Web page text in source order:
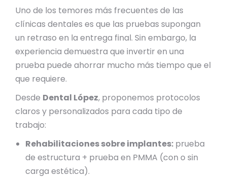
Uno de los temores más frecuentes de las
clínicas dentales es que las pruebas supongan
un retraso en la entrega final. Sin embargo, la
experiencia demuestra que invertir en una
prueba puede ahorrar mucho más tiempo que el
que requiere.
Desde Dental López, proponemos protocolos
claros y personalizados para cada tipo de
trabajo:
Rehabilitaciones sobre implantes: prueba
de estructura + prueba en PMMA (con o sin
carga estética).